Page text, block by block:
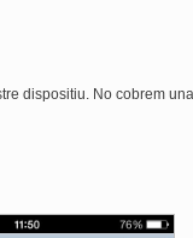
dispositiu. No cobrem